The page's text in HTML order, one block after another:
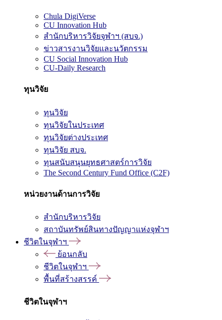
Chula DigiVerse
CU Innovation Hub
สำนักบริหารวิจัยจุฬาฯ (สบจ.)
ข่าวสารงานวิจัยและนวัตกรรม
CU Social Innovation Hub
CU-Daily Research
ทุนวิจัย
ทุนวิจัย
ทุนวิจัยในประเทศ
ทุนวิจัยต่างประเทศ
ทุนวิจัย สบจ.
ทุนสนับสนุนยุทธศาสตร์การวิจัย
The Second Century Fund Office (C2F)
หน่วยงานด้านการวิจัย
สำนักบริหารวิจัย
สถาบันทรัพย์สินทางปัญญาแห่งจุฬาฯ
ชีวิตในจุฬาฯ
ย้อนกลับ
ชีวิตในจุฬาฯ
พื้นที่สร้างสรรค์
ชีวิตในจุฬาฯ